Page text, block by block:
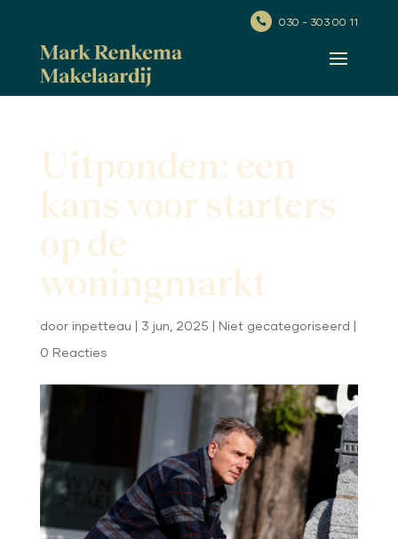
 030 - 303 00 11
Uitponden: een
kans voor starters
op de
woningmarkt
door inpetteau | 3 jun, 2025 | Niet gecategoriseerd |
0 Reacties